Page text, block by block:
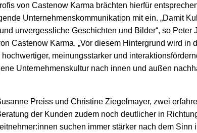
von Castenow Karma brächten hierfür
Unternehmenskommunikation mit ein. „Damit
unvergessliche Geschichten und Bilder“, so Peter
Castenow Karma. „Vor diesem Hintergrund wird in
meinungsstarker und
Unternehmenskultur nach innen und außen
Preiss und Christine Ziegelmayer, zwei
der Kunden zudem noch deutlicher in
suchen immer stärker nach dem Sinn